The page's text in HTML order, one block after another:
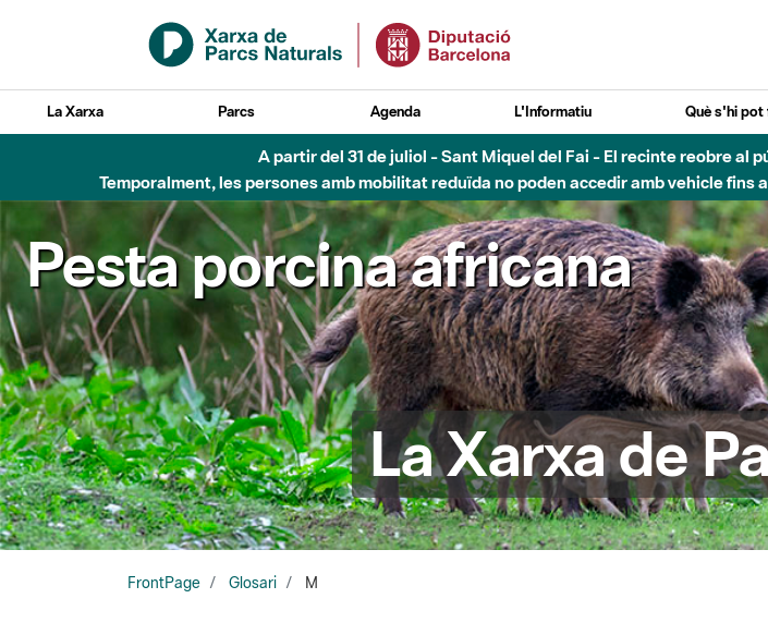
Salta al contingut principal
La Xarxa Parcs Agenda L'Informatiu Què s'hi pot
A partir del 31 de juliol - Sant Miquel del Fai - El recinte reobre
Temporalment, les persones amb mobilitat reduïda no poden accedir amb vehicle
Pesta porcina africana
La Xarxa de
FrontPage Glosari M